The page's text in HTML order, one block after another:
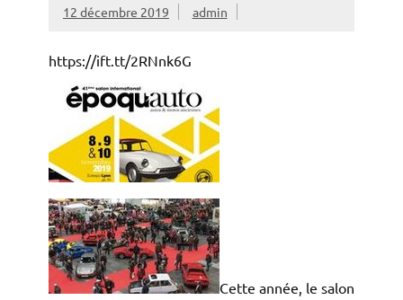
12 décembre 2019 admin
https://ift.tt/2RNnk6G
Cette année, le salon